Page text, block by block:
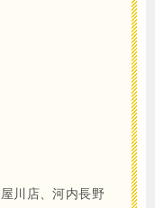
川店、河内長野